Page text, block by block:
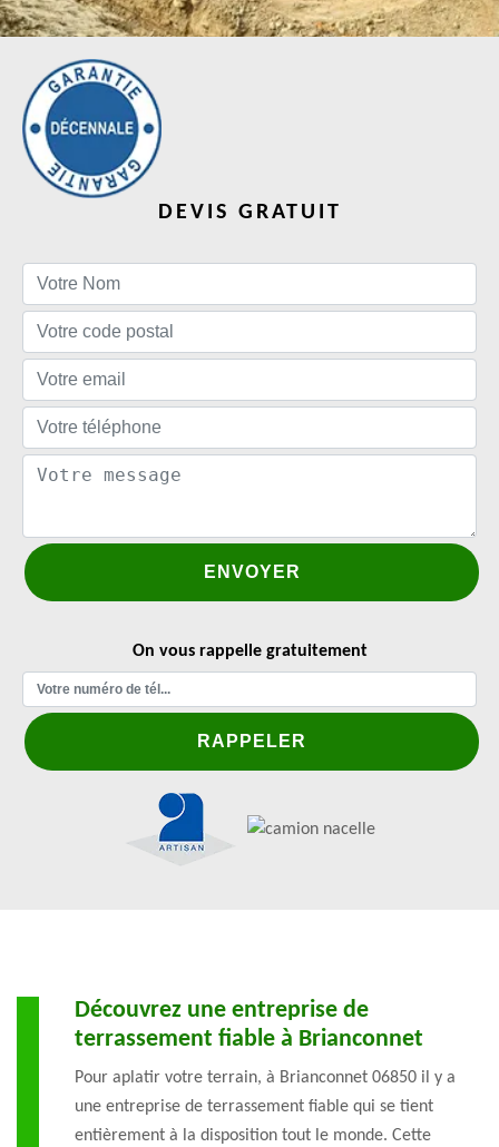
DEVIS GRATUIT
On vous rappelle gratuitement
Découvrez une entreprise de
terrassement fiable à Brianconnet
Pour aplatir votre terrain, à Brianconnet 06850 il y a
une entreprise de terrassement fiable qui se tient
entièrement à la disposition tout le monde. Cette